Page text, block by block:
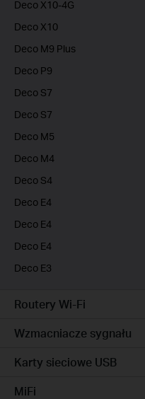
Deco X10-4G
Deco X10
Deco M9 Plus
Deco P9
Deco S7
Deco S7
Deco M5
Deco M4
Deco S4
Deco E4
Deco E4
Deco E4
Deco E3
Routery Wi-Fi
Wzmacniacze sygnału
Karty sieciowe USB
MiFi